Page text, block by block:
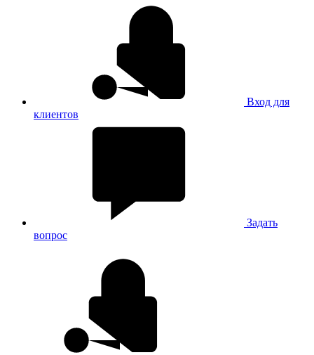
Вход для
клиентов
Задать
вопрос